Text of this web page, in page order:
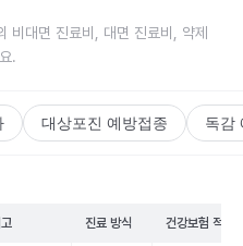
비대면 진료비, 대면 진료비, 약제
.
대상포진 예방접종 독감
진료 방식 건강보험 적용